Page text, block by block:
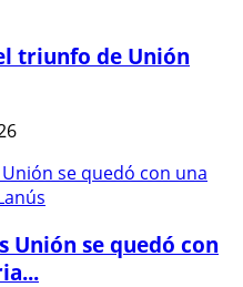
triunfo de Unión
Unión se quedó con